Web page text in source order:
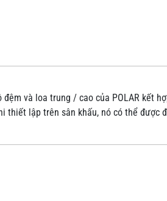
và loa trung / cao của POLAR kết
thiết lập trên sân khấu, nó có thể được